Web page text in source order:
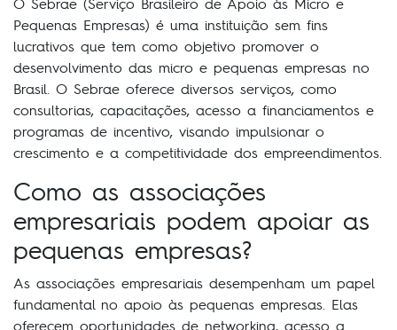
Pequenas Empresas) é uma instituição sem fins
lucrativos que tem como objetivo promover o
desenvolvimento das micro e pequenas empresas no
Brasil. O Sebrae oferece diversos serviços, como
consultorias, capacitações, acesso a financiamentos e
programas de incentivo, visando impulsionar o
crescimento e a competitividade dos empreendimentos.
Como as associações
empresariais podem apoiar as
pequenas empresas?
As associações empresariais desempenham um papel
fundamental no apoio às pequenas empresas. Elas
oferecem oportunidades de networking, acesso a